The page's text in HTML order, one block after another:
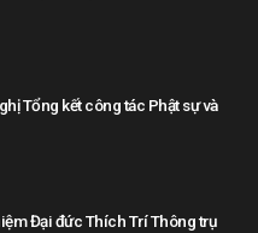
Tổng kết công tác Phật sự và
Đại đức Thích Trí Thông trụ